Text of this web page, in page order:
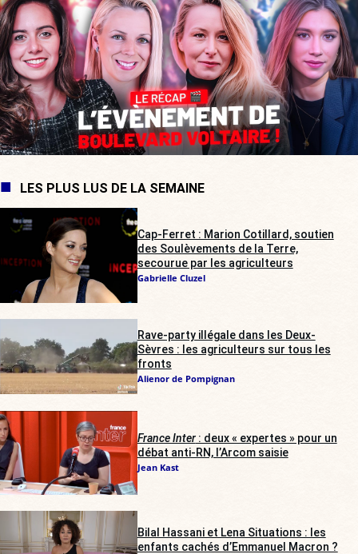
LES PLUS LUS DE LA SEMAINE
Cap-Ferret : Marion Cotillard, soutien
des Soulèvements de la Terre,
secourue par les agriculteurs
Gabrielle Cluzel
Rave-party illégale dans les Deux-
Sèvres : les agriculteurs sur tous les
fronts
Alienor de Pompignan
France Inter: deux « expertes » pour un
débat anti-RN, l’Arcom saisie
Jean Kast
Bilal Hassani et Lena Situations : les
enfants cachés d’Emmanuel Macron ?